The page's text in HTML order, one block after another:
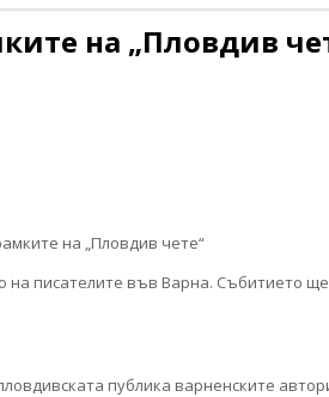
на „Пловдив
писателите във Варна. Събитието
публика варненските